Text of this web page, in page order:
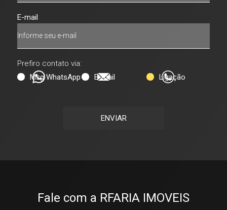
E-mail
Prefiro contato via:
Msg WhatsApp
E-mail Ligação
ENVIAR
Fale com a RFARIA IMOVEIS